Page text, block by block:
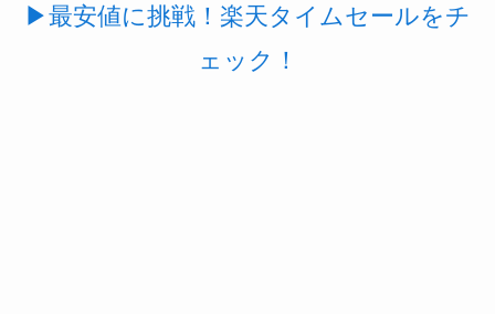
イソー）やドンキで買える！
▶最安値に挑戦！楽天タイムセールをチ
ェック！